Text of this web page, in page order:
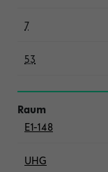
7
53
E1-148
UHG